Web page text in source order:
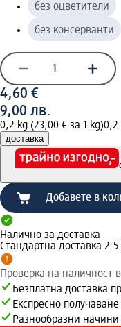
без оцветители
без консерванти
4,60 €
9,00 лв.
0,2 kg (23,00 € за 1 kg)0,2
доставка
Добавете в
Налично за доставка
Стандартна доставка 2-
Проверка на наличност
Безплатна доставка
Експресно
Разнообразни